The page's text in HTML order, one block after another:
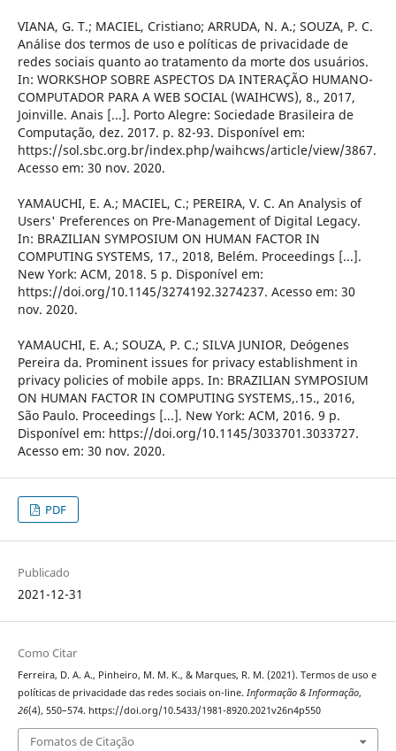
VIANA, G. T.; MACIEL, Cristiano; ARRUDA, N. A.; SOUZA, P. C.
Análise dos termos de uso e políticas de privacidade de
redes sociais quanto ao tratamento da morte dos usuários.
In: WORKSHOP SOBRE ASPECTOS DA INTERAÇÃO HUMANO-
COMPUTADOR PARA A WEB SOCIAL (WAIHCWS), 8., 2017,
Joinville. Anais [...]. Porto Alegre: Sociedade Brasileira de
Computação, dez. 2017. p. 82-93. Disponível em:
https://sol.sbc.org.br/index.php/waihcws/article/view/3867.
Acesso em: 30 nov. 2020.
YAMAUCHI, E. A.; MACIEL, C.; PEREIRA, V. C. An Analysis of
Users' Preferences on Pre-Management of Digital Legacy.
In: BRAZILIAN SYMPOSIUM ON HUMAN FACTOR IN
COMPUTING SYSTEMS, 17., 2018, Belém. Proceedings [...].
New York: ACM, 2018. 5 p. Disponível em:
https://doi.org/10.1145/3274192.3274237. Acesso em: 30
nov. 2020.
YAMAUCHI, E. A.; SOUZA, P. C.; SILVA JUNIOR, Deógenes
Pereira da. Prominent issues for privacy establishment in
privacy policies of mobile apps. In: BRAZILIAN SYMPOSIUM
ON HUMAN FACTOR IN COMPUTING SYSTEMS,.15., 2016,
São Paulo. Proceedings [...]. New York: ACM, 2016. 9 p.
Disponível em: https://doi.org/10.1145/3033701.3033727.
Acesso em: 30 nov. 2020.
PDF
Publicado
2021-12-31
Como Citar
Ferreira, D. A. A., Pinheiro, M. M. K., & Marques, R. M. (2021). Termos de uso e
políticas de privacidade das redes sociais on-line. Informação & Informação,
26(4), 550–574. https://doi.org/10.5433/1981-8920.2021v26n4p550
Fomatos de Citação